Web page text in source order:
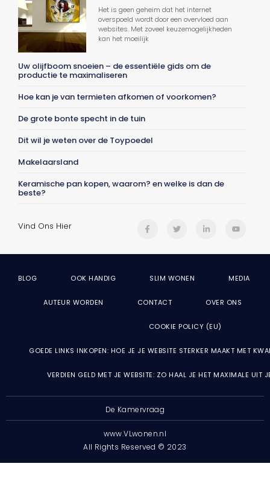
Het is geen geheim dat het internet
overspoeld wordt door een overvloed aan
websites. Met zoveel keuzemogelijkheden
kan het moeilijk
Uw olijfboom snoeien – de essentiële gids om de
productie te maximaliseren
Hoe kan je van termieten afkomen of voorkomen?
De grote bonte specht in de tuin
Dit wil je weten over de Toypoedel
Makelaarsland
Keramische pan kopen, waarom? en welke is dan de
beste?
Vind Ons Hier
BLOG OOK HANDIG SLIM WONEN MEDIA
AUTEUR WORDEN CONTACT OVER ONS
COOKIE POLICY (EU)
GOEDE LINKS INKOPEN: HOE JE JE WEBSITE STERKER MAAKT MET
VERDIEN GELD MET JE WEBSITE: ZO HAAL JE HET MAXIMALE UIT
De Kamervraag
www.VLwonen.nl
All Rights Reserved © 2023